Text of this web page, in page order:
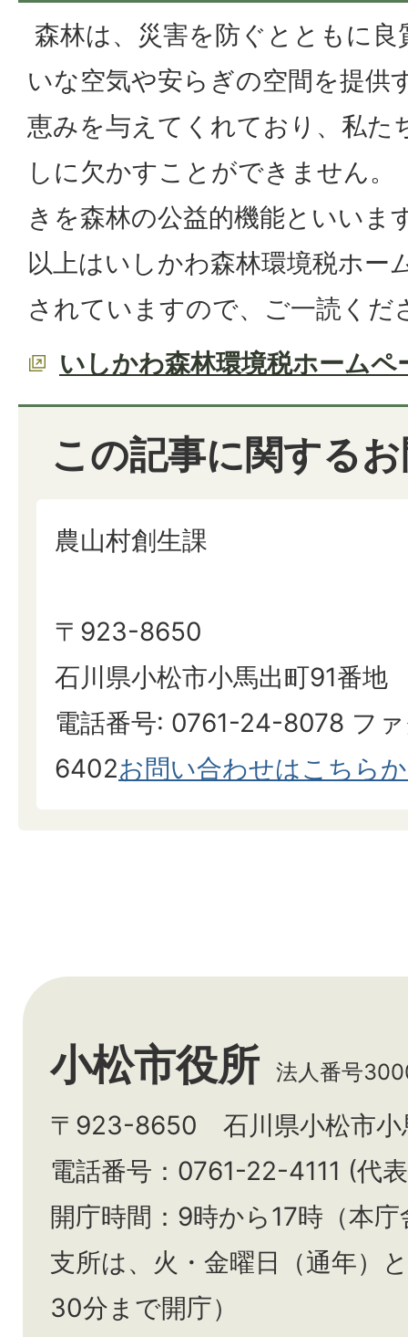
森林は、災害を防ぐとともに
いな空気や安らぎの空間を提供
恵みを与えてくれており、私た
しに欠かすことができません
きを森林の公益的機能といいま
以上はいしかわ森林環境税ホー
されていますので、ご一読くだ
いしかわ森林環境税ホームペ
この記事に関する
農山村創生課
〒923-8650
石川県小松市小馬出町91番地
電話番号: 0761-24-8078 フ
6402お問い合わせはこちら
小松市役所 法人番号
〒923-8650 石川県小松市小
電話番号：0761-22-4111 (代
開庁時間：9時から17時（本
支所は、火・金曜日（通年）と
30分まで開庁）